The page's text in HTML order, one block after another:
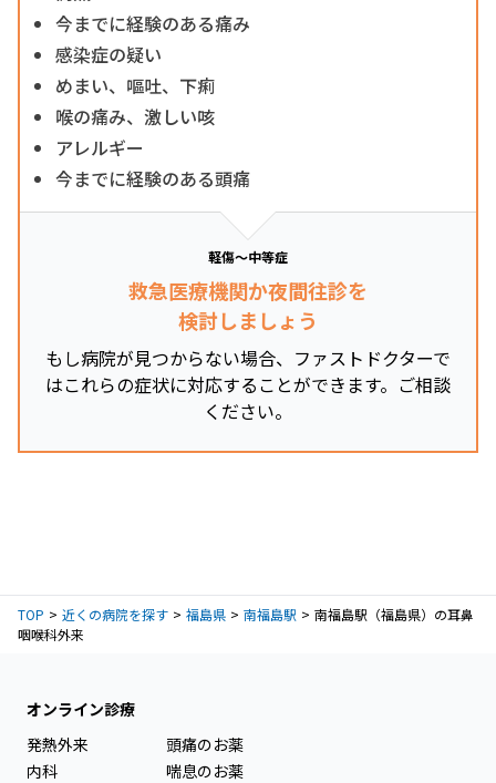
今までに経験のある痛み
感染症の疑い
めまい、嘔吐、下痢
喉の痛み、激しい咳
アレルギー
今までに経験のある頭痛
軽傷～中等症
救急医療機関か夜間往診を
検討しましょう
もし病院が見つからない場合、ファストドクターで
はこれらの症状に対応することができます。ご相談
ください。
TOP 近くの病院を探す 福島県 南福島駅
南福島駅（福島県）の耳鼻
咽喉科外来
オンライン診療
発熱外来
内科
頭痛のお薬
喘息のお薬